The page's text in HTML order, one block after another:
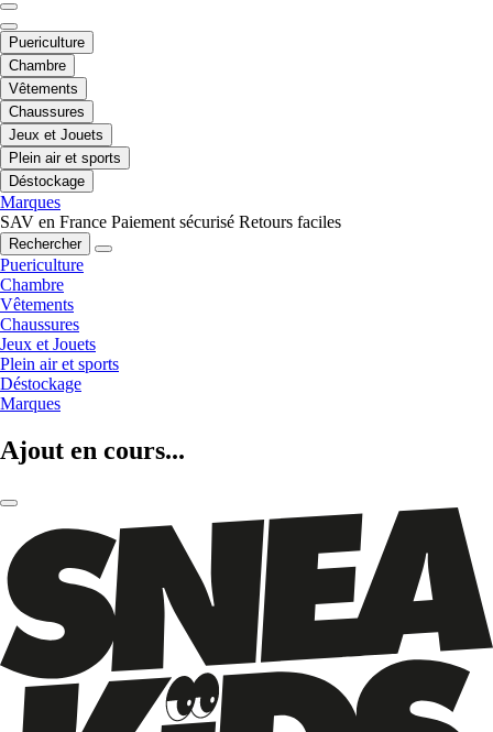
Puericulture
Chambre
Vêtements
Chaussures
Jeux et Jouets
Plein air et sports
Déstockage
Marques
SAV en France Paiement sécurisé Retours faciles
Rechercher
Puericulture
Chambre
Vêtements
Chaussures
Jeux et Jouets
Plein air et sports
Déstockage
Marques
Ajout en cours...